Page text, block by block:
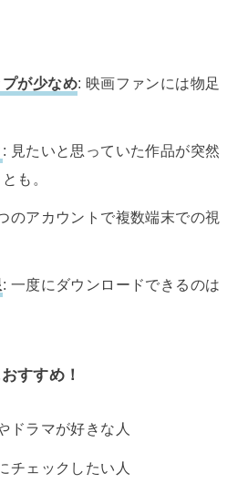
が少なめ: 映画ファンには物足
: 見たいと思っていた作品が突然
も。
のアカウントで複数端末での視
: 一度にダウンロードできるのは
すすめ！
ドラマが好きな人
チェックしたい人